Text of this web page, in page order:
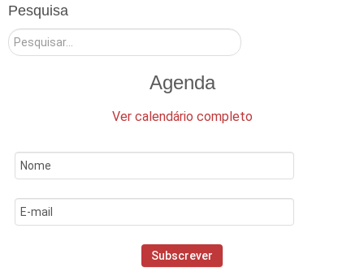
Pesquisa
Pesquisar
Agenda
Ver calendário completo